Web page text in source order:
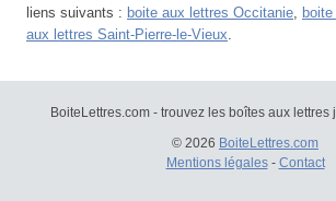
liens suivants : boite aux lettres Occitanie
aux lettres Saint-Pierre-le-Vieux
BoiteLettres.com - trouvez les boîtes aux lettres
© 2026 BoiteLettres.com
Mentions légales- Contact